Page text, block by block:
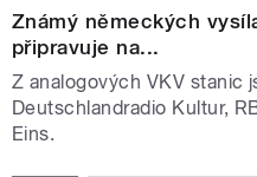
Známý německých
připravuje na...
Z analogových VKV stanic
Deutschlandradio Kultur,
Eins.